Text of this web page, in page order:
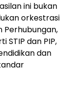
ini bukan
orkestrasi
STIP dan PIP,
dan